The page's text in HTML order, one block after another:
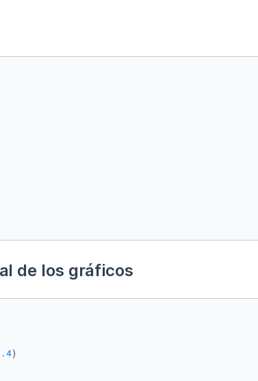
de los gráficos
)